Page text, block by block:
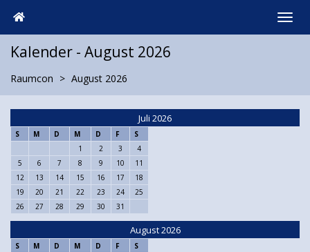
Kalender - August 2026
Raumcon August 2026
Juli 2026
S M D M D F
S
1
2 3
4
5
6 7 8 9 10
11
12
13 14 15 16 17
18
19
20 21 22 23 24
25
26
27 28 29 30 31
August 2026
S M D M D F
S